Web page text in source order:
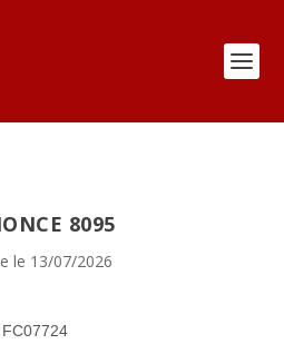
8095
le 13/07/2026
FC07724